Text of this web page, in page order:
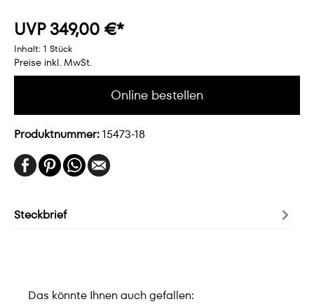
UVP 349,00 €*
Inhalt: 1 Stück
Preise inkl. MwSt.
Online bestellen
Produktnummer:15473-18
Steckbrief
Das könnte Ihnen auch gefallen: